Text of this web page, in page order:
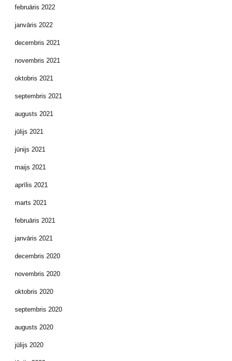
februāris 2022
janvāris 2022
decembris 2021
novembris 2021
oktobris 2021
septembris 2021
augusts 2021
jūlijs 2021
jūnijs 2021
maijs 2021
aprīlis 2021
marts 2021
februāris 2021
janvāris 2021
decembris 2020
novembris 2020
oktobris 2020
septembris 2020
augusts 2020
jūlijs 2020